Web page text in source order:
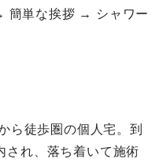
簡単な挨拶 → シャワー
ら徒歩圏の個人宅。到
され、落ち着いて施術